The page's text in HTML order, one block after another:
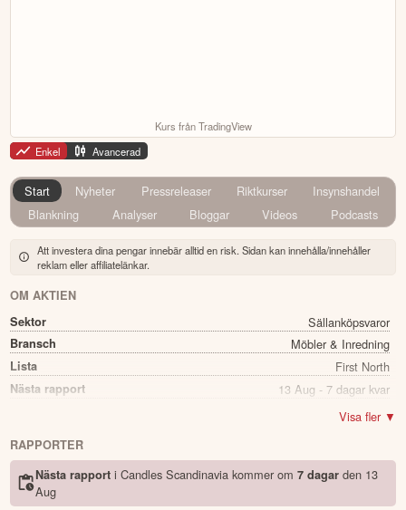
Kurs från TradingView
Enkel
Avancerad
Start Nyheter Pressreleaser Riktkurser
Insynshandel
Blankning
Analyser Bloggar Videos Podcasts
Att investera dina pengar innebär alltid en risk. Sidan kan innehålla/innehåller
reklam eller affiliatelänkar.
OM AKTIEN
Sektor
Sällanköpsvaror
Bransch Möbler & Inredning
Lista First North
Nästa rapport 13 Aug - 7 dagar kvar
Nej
CANDLE B
Status Noterad
Land
Visa fler ▼
RAPPORTER
Nästa rapport i Candles Scandinavia kommer om 7 dagarden 13
Aug